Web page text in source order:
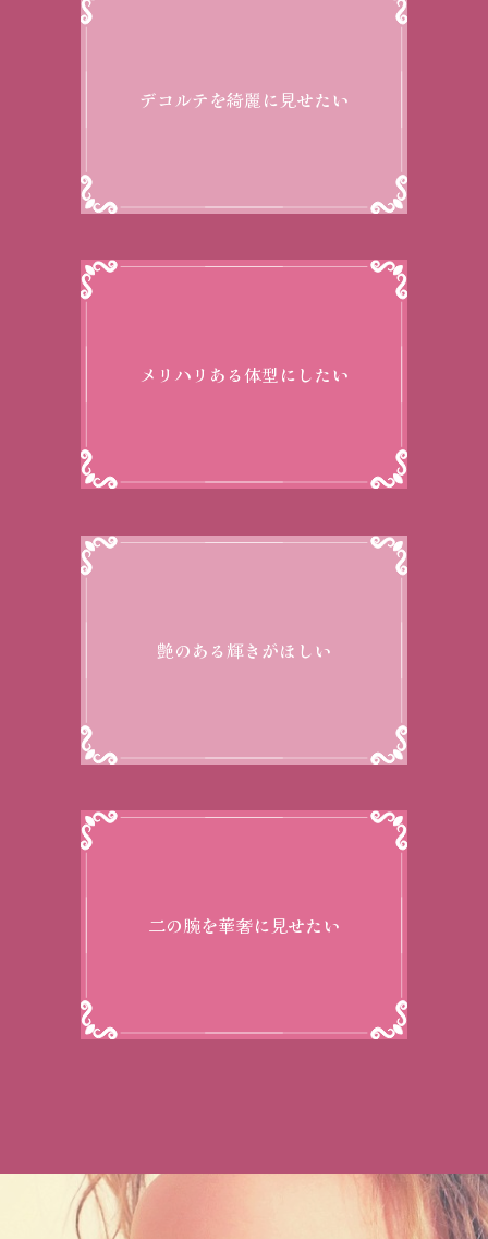
デコルテを綺麗に見せたい
メリハリある体型にしたい
艶のある輝きがほしい
二の腕を華奢に見せたい